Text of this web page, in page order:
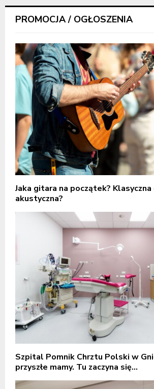
PROMOCJA / OGŁOSZENIA
Jaka gitara na początek? Klasyczna
akustyczna?
Szpital Pomnik Chrztu Polski w
przyszłe mamy. Tu zaczyna się...